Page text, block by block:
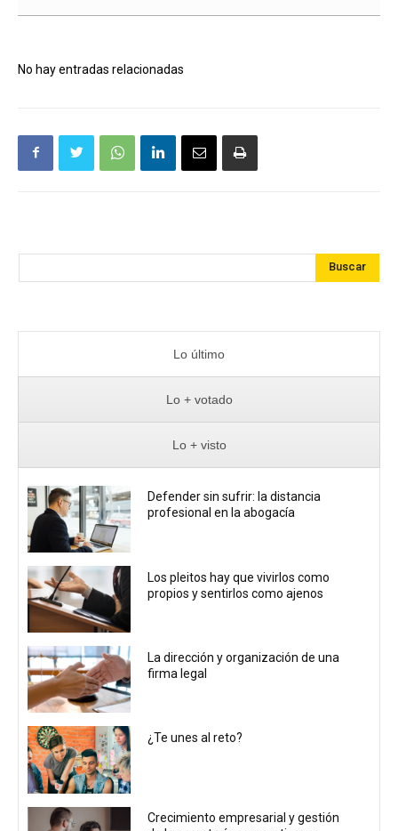
No hay entradas relacionadas
Buscar
Lo último
Lo + votado
Lo + visto
Defender sin sufrir: la distancia
profesional en la abogacía
Los pleitos hay que vivirlos como
propios y sentirlos como ajenos
La dirección y organización de una
firma legal
¿Te unes al reto?
Crecimiento empresarial y gestión